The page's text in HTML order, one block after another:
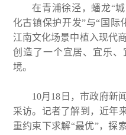
在青浦徐泾，蟠龙“城
化古镇保护开发”与“国际
江南文化场景中植入现代
创造了一个宜居、宜乐、
境。
10月18日，市政府新闻
采访。记者了解到，近年
重约束下求解“最优”，探